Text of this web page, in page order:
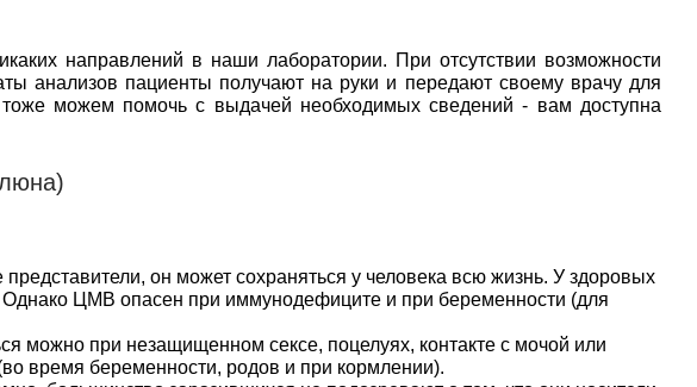
направлений в наши лаборатории. При отсутствии возможности
анализов пациенты получают на руки и передают своему врачу для
можем помочь с выдачей необходимых сведений - вам доступна
он может сохраняться у человека всю жизнь. У здоровых
ЦМВ опасен при иммунодефиците и при беременности (для
можно при незащищенном сексе, поцелуях, контакте с мочой или
время беременности, родов и при кормлении).